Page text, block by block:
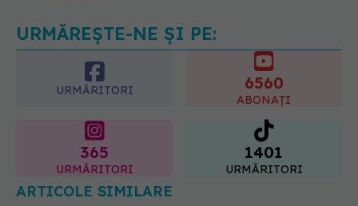
URMĂREȘTE-NE ȘI PE:
URMĂRITORI 6560
ABONAȚI
365
URMĂRITORI
1401
URMĂRITORI
ARTICOLE SIMILARE